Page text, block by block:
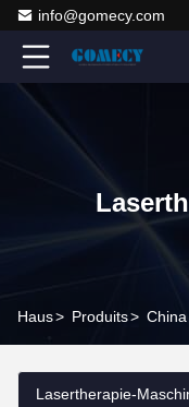
info@gomecy.com
Haus> Produits>
Lasertherapie-